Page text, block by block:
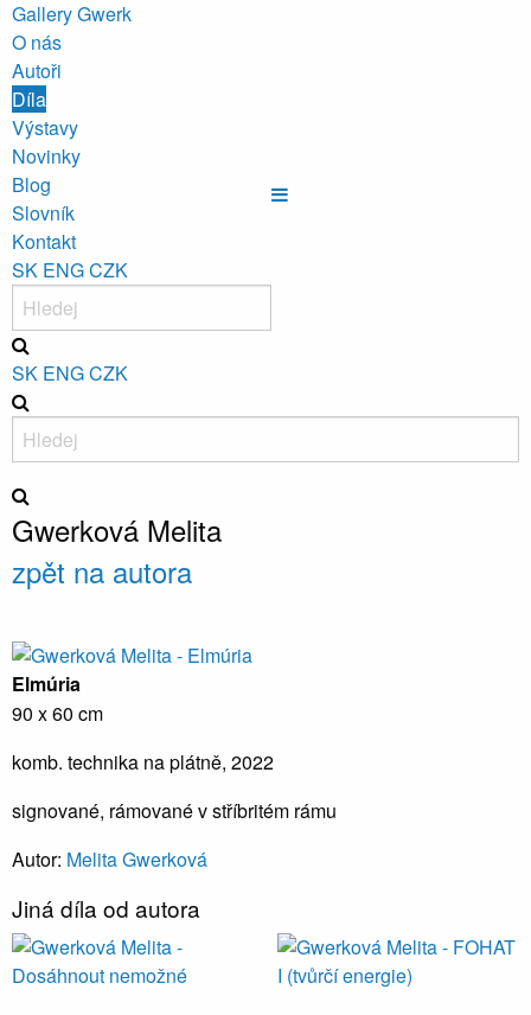
Gallery Gwerk
O nás
Autoři
Díla
Výstavy
Novinky
Blog
Slovník
Kontakt
SK ENGCZK
SK ENGCZK
Gwerková Melita
zpět na autora
Elmúria
90 x 60 cm
komb. technika na plátně, 2022
signované, rámované v stříbritém rámu
Autor: Melita Gwerková
Jiná díla od autora